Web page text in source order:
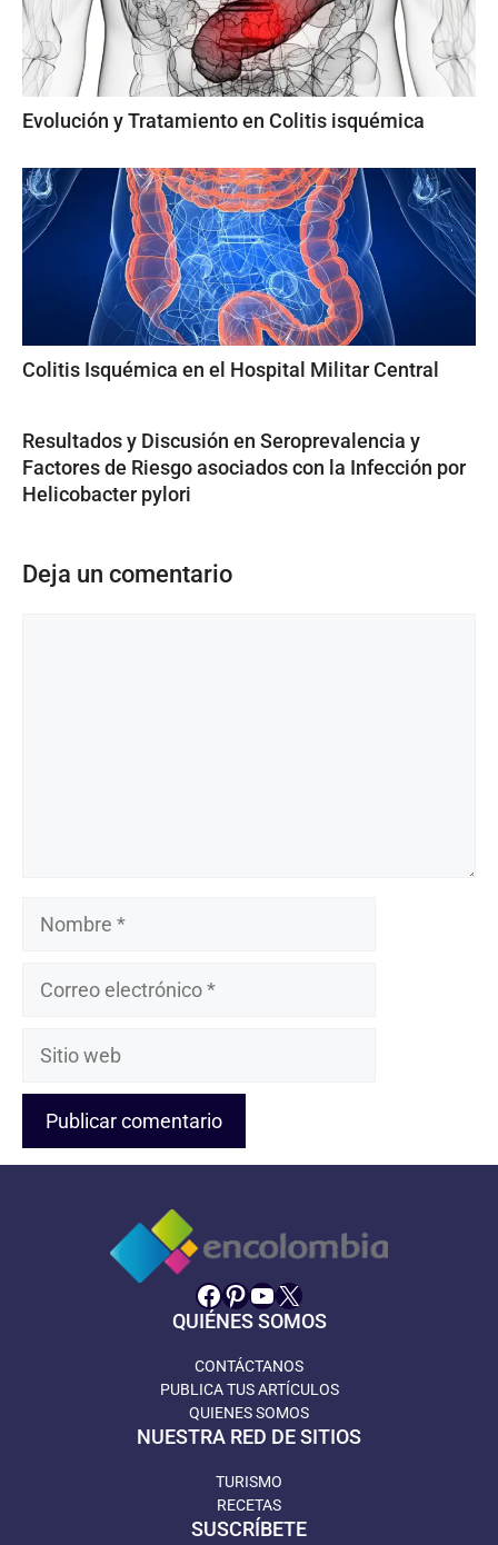
Evolución y Tratamiento en Colitis isquémica
Colitis Isquémica en el Hospital Militar Central
Resultados y Discusión en Seroprevalencia y
Factores de Riesgo asociados con la Infección por
Helicobacter pylori
Deja un comentario
Nombre
Sitio
Facebook
Pinterest
YouTube
X
QUIÉNES SOMOS
CONTÁCTANOS
PUBLICA TUS ARTÍCULOS
QUIENES SOMOS
NUESTRA RED DE SITIOS
TURISMO
RECETAS
SUSCRÍBETE